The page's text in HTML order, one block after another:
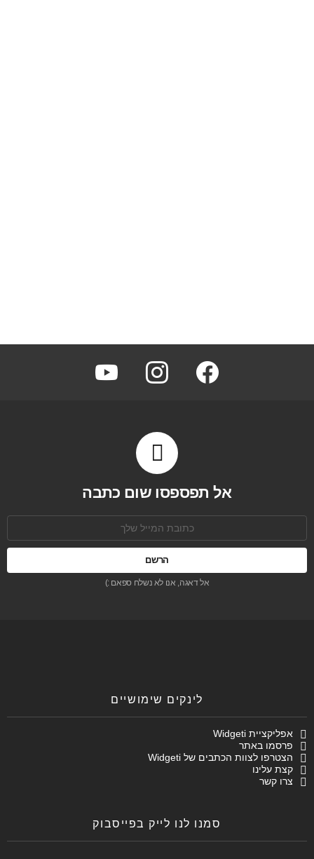
facebook
instagram
youtube
אל תפספסו שום כתבה
אל דאגה, אנו לא נשלח ספאם :)
לינקים שימושיים
אפליקציית Widgeti
פרסמו באתר
הצטרפו לצוות הכתבים של Widgeti
קצת עלינו
צרו קשר
סמנו לנו לייק בפייסבוק